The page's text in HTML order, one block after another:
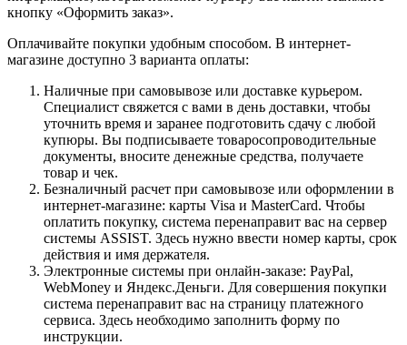
кнопку «Оформить заказ».
Оплачивайте покупки удобным способом. В интернет-
магазине доступно 3 варианта оплаты:
Наличные при самовывозе или доставке курьером.
Специалист свяжется с вами в день доставки, чтобы
уточнить время и заранее подготовить сдачу с любой
купюры. Вы подписываете товаросопроводительные
документы, вносите денежные средства, получаете
товар и чек.
Безналичный расчет при самовывозе или оформлении в
интернет-магазине: карты Visa и MasterCard. Чтобы
оплатить покупку, система перенаправит вас на сервер
системы ASSIST. Здесь нужно ввести номер карты, срок
действия и имя держателя.
Электронные системы при онлайн-заказе: PayPal,
WebMoney и Яндекс.Деньги. Для совершения покупки
система перенаправит вас на страницу платежного
сервиса. Здесь необходимо заполнить форму по
инструкции.